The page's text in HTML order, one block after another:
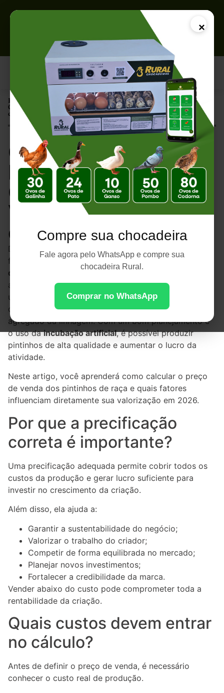
×
Compre sua chocadeira
Fale agora pelo WhatsApp e compre sua
chocadeira Rural.
Comprar no WhatsApp
Página Inicial |
Como Precificar Pintinhos de Raça: Guia Completo para Vender
com Lucro em 2026
Como Precificar
Pintinhos de Raça:
Guia Completo para
Vender com Lucro
em 2026
Definir o preço ideal dos pintinhos de raça é
fundamental para garantir a rentabilidade da
de aves
apenas com base nos preços da concorrência, mas
uma precificação eficiente deve considerar os custos
de produção, a qualidade genética das aves e o valor
agregado da linhagem. Com um bom planejamento e
o uso daincubação artificial, é possível produzir
pintinhos de alta qualidade e aumentar o lucro da
atividade.
Neste artigo, você aprenderá como calcular o preço
de venda dos pintinhos de raça e quais fatores
influenciam diretamente sua valorização em 2026.
Por que a precificação
correta é importante?
Uma precificação adequada permite cobrir todos os
custos da produção e gerar lucro suficiente para
investir no crescimento da criação.
Além disso, ela ajuda a:
Garantir a sustentabilidade do negócio;
Valorizar o trabalho do criador;
Competir de forma equilibrada no mercado;
Planejar novos investimentos;
Fortalecer a credibilidade da marca.
Vender abaixo do custo pode comprometer toda a
rentabilidade da criação.
Quais custos devem entrar
no cálculo?
Antes de definir o preço de venda, é necessário
conhecer o custo real de produção.